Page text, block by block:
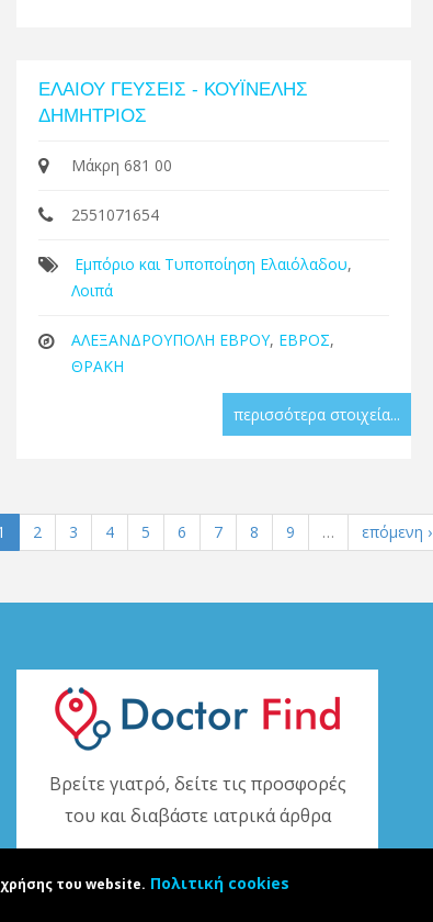
ΕΛΑΙΟΥ ΓΕΥΣΕΙΣ - ΚΟΥΪΝΕΛΗΣ
ΔΗΜΗΤΡΙΟΣ
Μάκρη 681 00
2551071654
Εμπόριο και Τυποποίηση Ελαιόλαδου,
Λοιπά
ΑΛΕΞΑΝΔΡΟΥΠΟΛΗ ΕΒΡΟΥ, ΕΒΡΟΣ,
ΘΡΑΚΗ
περισσότερα στοιχεία...
2 3 4 5 6 7 8 9 … επόμενη ›
Βρείτε γιατρό, δείτε τις προσφορές
του και διαβάστε ιατρικά άρθρα
του website. Πολιτική cookies